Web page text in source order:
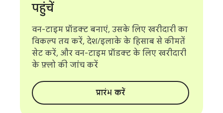
पहुंचें
वन-टाइम प्रॉडक्ट बनाएं, उसके लिए खरीदारी का
विकल्प तय करें, देश/इलाके के हिसाब से कीमतें
सेट करें, और वन-टाइम प्रॉडक्ट के लिए खरीदारी
के फ़्लो की जांच करें
प्रारंभ करें